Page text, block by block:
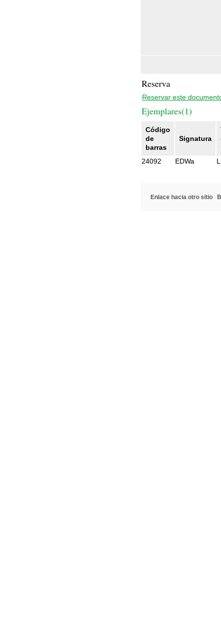
Reserva
Reservar este
Ejemplares(1)
Código
de
barras
Signatura
24092
EDWa
Enlace hacia otro sitio